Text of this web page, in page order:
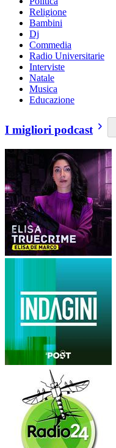
Religione
Bambini
Dj
Commedia
Radio Universitarie
Interviste
Natale
Musica
Educazione
I migliori podcast